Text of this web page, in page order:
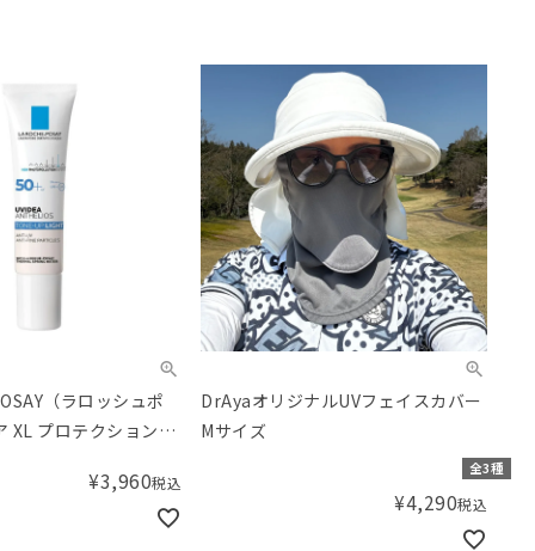
（ラロッシュポ
XL プロテクショント
¥3,960税込
DrAyaオリジナルUVフェイスカバー
Mサイズ
全3種
¥4,290税込